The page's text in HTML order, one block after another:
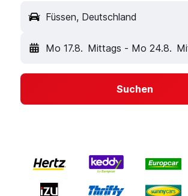
Füssen, Deutschland
Mo 17.8. Mittags - Mo 24.8.
Suchen